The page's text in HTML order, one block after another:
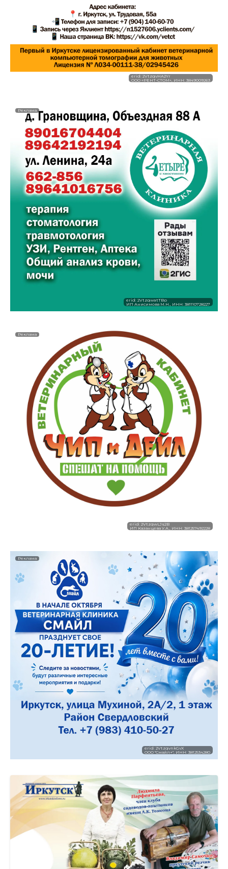
erid: 2VtzqvHA2Yr
ООО «РЕНТ-СТОМ», ИНН: 3849009263
Реклама
erid: 2VtzqwatTBp
ИП Анисимова М.Н., ИНН: 381110728227
Реклама
erid: 2VtzqwLJs2B
ИП Казанцева У.А., ИНН: 381257492228
Реклама
erid: 2VtzqvnkGvX
ООО "Смайл+", ИНН: 3812534280